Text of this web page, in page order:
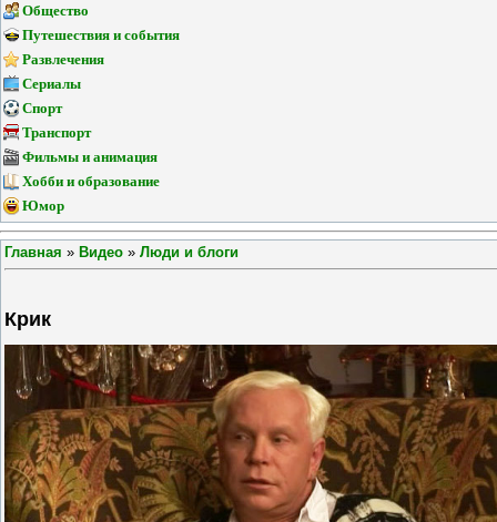
Общество
Путешествия и события
Развлечения
Сериалы
Спорт
Транспорт
Фильмы и анимация
Хобби и образование
Юмор
Главная » Видео » Люди и блоги
Крик